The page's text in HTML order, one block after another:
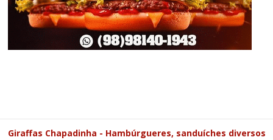
Giraffas Chapadinha - Hambúrgueres, sanduíches diversos